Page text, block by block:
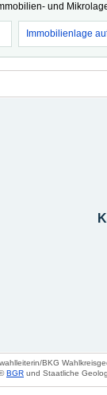
und
Immobilienlage
BKG
BGR und Staatliche